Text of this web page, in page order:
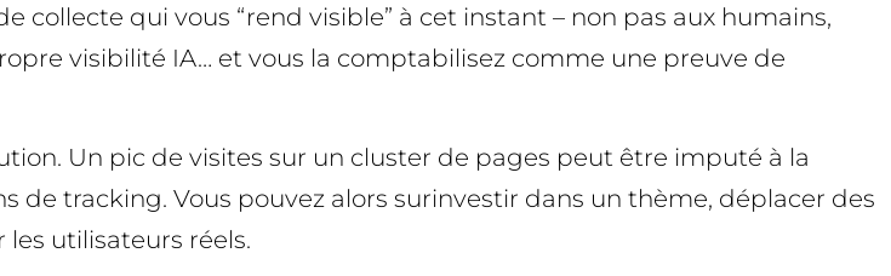
collecte qui vous “rend visible” à cet instant – non pas aux humains,
visibilité IA… et vous la comptabilisez comme une preuve de
Un pic de visites sur un cluster de pages peut être imputé à la
de tracking. Vous pouvez alors surinvestir dans un thème, déplacer des
utilisateurs réels.